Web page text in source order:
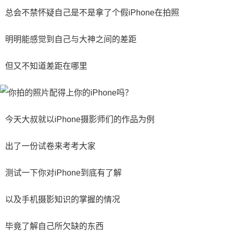
总会不禁怀疑自己是不是拿了个假iPhone在拍照
明明能感觉到自己与大神之间的差距
但又不知道差距在哪里
今天大叔就以iPhone摄影师们的作品为例
出了一份试卷来考考大家
测试一下你对iPhone到底有了解
以及手机摄影知识的掌握的情况
毕竟了解自己所欠缺的东西